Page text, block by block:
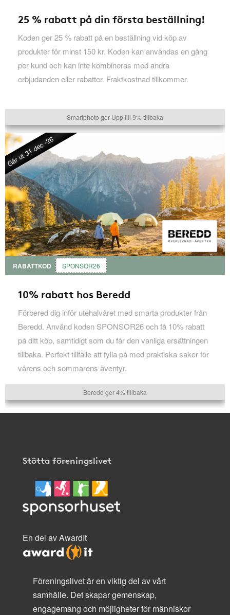
25 % rabatt på din första beställning!
Koden ger 25 % rabatt på en beställning vid köp av
produkter för minst 150 kr. Koden kan användas en gång
per kund och kan inte kombineras med andra
erbjudanden eller rabatter. Fraktkostnad tillkommer.
Smartphoto ger Upp till 9% tillbaka
Går ut 31 dec -26
RABATTKOD SPONSOR26
10% rabatt hos Beredd
Förbered dig inför utehalvåret med smarta produkter från
Beredd. Använd koden SPONSOR26 och få 10% rabatt
på ditt köp, samtidigt som du får den vanliga ersättningen
tillbaka. Perfekt tillfälle att fylla på med praktiska saker för
vårens och sommarens äventyr.
Beredd ger 4% tillbaka
Stötta föreningslivet
En del av AwardIt
Föreningslivet är en viktig del av vårt
samhälle. Det skapar gemenskap,
engagemang och möjligheter för människor